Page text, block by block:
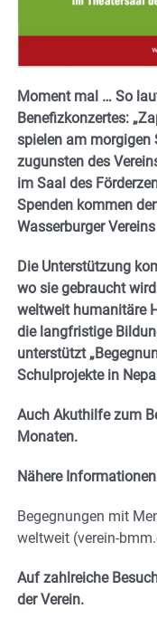
Moment mal … So
Benefizkonzertes:
spielen am morgigen
zugunsten des
im Saal des
Spenden kommen
Wasserburger
Die Unterstützung
wo sie gebraucht
weltweit humanitäre
die langfristige
unterstützt
Schulprojekte in
Auch Akuthilfe zum
Monaten.
Nähere
Begegnungen mit
weltweit (verein-
Auf zahlreiche
der Verein.